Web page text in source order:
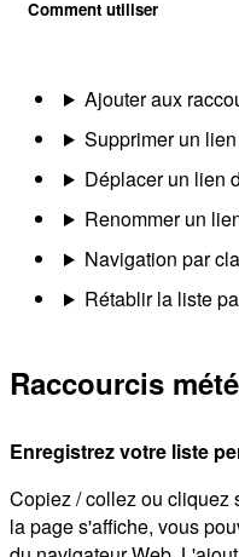
Comment utiliser
Ajouter aux
Supprimer un lien
Déplacer un lien
Renommer un
Navigation par
Rétablir la liste
Raccourcis
Enregistrez votre liste
Copiez / collez ou cliquez
la page s'affiche, vous